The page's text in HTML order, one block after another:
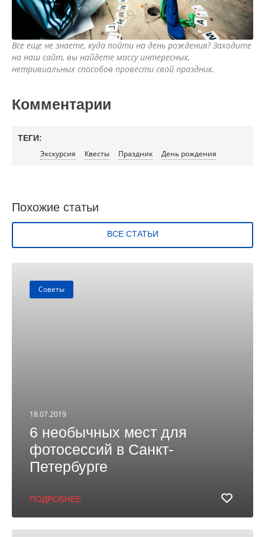
Все еще не знаете, куда пойти на день рождения? Заходите
на наш сайт, вы найдете массу интересных,
нетривиальных способов провести свой праздник.
Комментарии
ТЕГИ:
Экскурсия Квесты Праздник День рождения
Похожие статьи
ВСЕ СТАТЬИ
Советы
18.07.2019
6 необычных мест для
фотосессий в Санкт-
Петербурге
ПОДРОБНЕЕ